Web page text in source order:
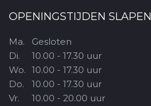
OPENINGSTIJDEN SLAPEN
Ma.
Di.
Wo.
Do.
Vr.
Gesloten
10.00 - 17.30 uur
10.00 - 17.30 uur
10.00 - 17.30 uur
10.00 - 20.00 uur